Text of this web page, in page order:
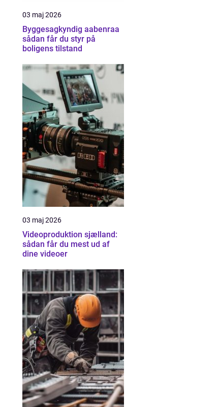
03 maj 2026
Byggesagkyndig aabenraa
sådan får du styr på
boligens tilstand
03 maj 2026
Videoproduktion sjælland:
sådan får du mest ud af
dine videoer